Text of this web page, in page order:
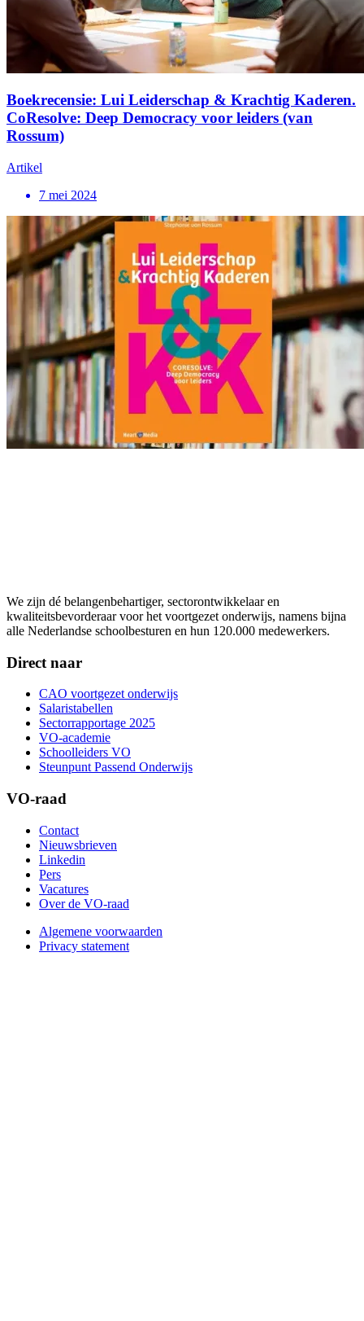
Boekrecensie: Lui Leiderschap & Krachtig Kaderen.
CoResolve: Deep Democracy voor leiders (van
Rossum)
Artikel
7 mei 2024
We zijn dé belangenbehartiger, sectorontwikkelaar en
kwaliteitsbevorderaar voor het voortgezet onderwijs, namens bijna
alle Nederlandse schoolbesturen en hun 120.000 medewerkers.
Direct naar
CAO voortgezet onderwijs
Salaristabellen
Sectorrapportage 2025
VO-academie
Schoolleiders VO
Steunpunt Passend Onderwijs
VO-raad
Contact
Nieuwsbrieven
Linkedin
Pers
Vacatures
Over de VO-raad
Algemene voorwaarden
Privacy statement